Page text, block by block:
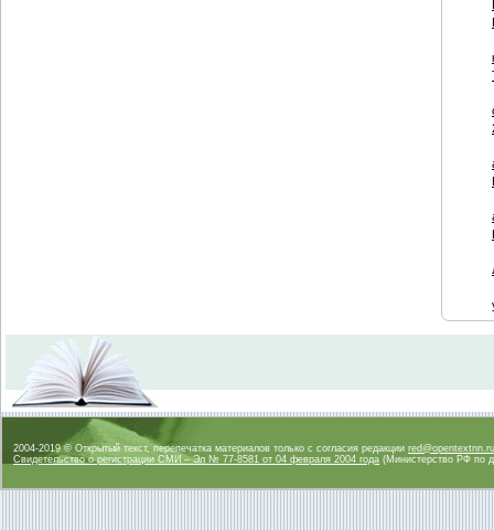
2004-2019 © Открытый текст, перепечатка материалов только с согласия редакции red@opentextnn.ru
Свидетельство о регистрации СМИ – Эл № 77-8581 от 04 февраля 2004 года (Министерство РФ по